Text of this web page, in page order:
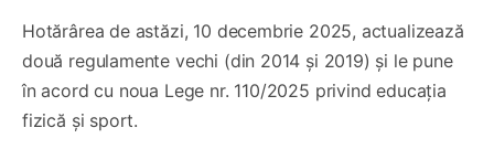
Hotărârea de astăzi, 10 decembrie 2025, actualizează
două regulamente vechi (din 2014 și 2019) și le pune
în acord cu noua Lege nr. 110/2025 privind educația
fizică și sport.